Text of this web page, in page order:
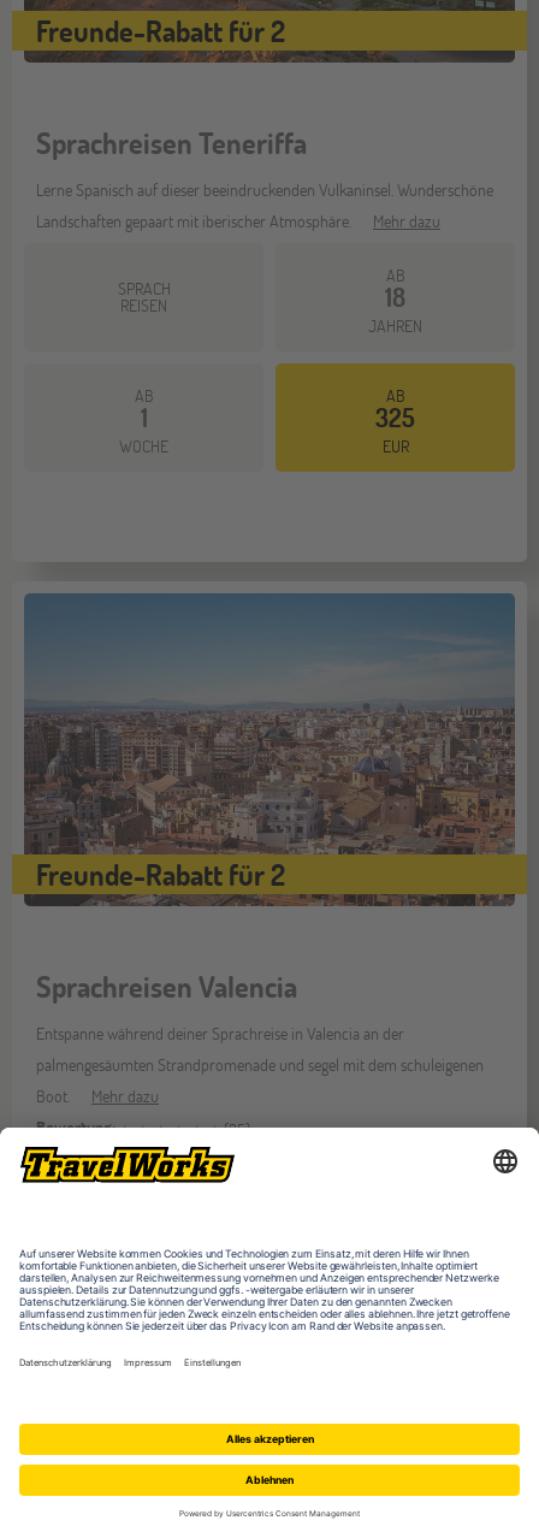
Freunde-Rabatt für 2
Sprachreisen Teneriffa
Lerne Spanisch auf dieser beeindruckenden Vulkaninsel. Wunderschöne
Landschaften gepaart mit iberischer Atmosphäre.
Mehr dazu
SPRACH
REISEN
AB
18
JAHREN
AB
1
WOCHE
AB
325
EUR
Freunde-Rabatt für 2
Sprachreisen Valencia
Entspanne während deiner Sprachreise in Valencia an der
palmengesäumten Strandpromenade und segel mit dem schuleigenen
Boot.
Mehr dazu
Bewertung:
(35)
JAHREN
AB
1
WOCHE
AB
315